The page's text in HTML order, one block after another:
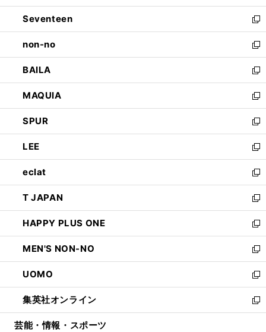
開
く
ウ
で
開
く
ン
ド
ウ
で
開
く
Seventeen
新
し
い
ウ
ィ
ン
ド
ウ
で
開
く
non-no
新
し
い
ウ
ィ
ン
ド
ウ
で
開
く
BAILA
新
し
い
ウ
ィ
ン
ド
ウ
で
開
く
MAQUIA
新
し
い
ウ
ィ
ン
ド
ウ
で
開
く
SPUR
新
し
い
ウ
ィ
ン
ド
ウ
で
開
く
LEE
新
し
い
ウ
ィ
ン
ド
ウ
で
開
く
eclat
新
し
い
ウ
ィ
ン
ド
ウ
で
開
く
T JAPAN
新
し
い
ウ
ィ
ン
ド
ウ
で
開
HAPPY PLUS ONE
新
し
い
ウ
ィ
ン
ド
ウ
MEN'S NON-NO
新
し
い
ウ
ィ
ン
UOMO
新
し
い
ウ
集英社オンライン
新
し
芸能・情報・スポーツ